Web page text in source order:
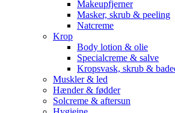
Makeupfjerner
Masker, skrub & peeling
Natcreme
Krop
Body lotion & olie
Specialcreme & salve
Kropsvask, skrub &
Muskler & led
Hænder & fødder
Solcreme & aftersun